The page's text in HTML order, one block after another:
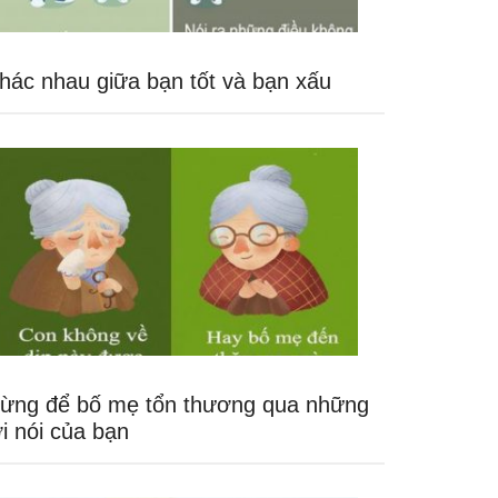
nhau giữa bạn tốt và bạn xấu
để bố mẹ tổn thương qua những
nói của bạn